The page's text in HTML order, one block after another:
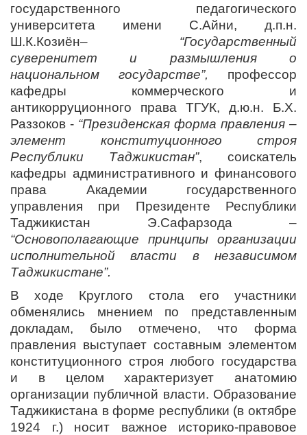
государственного педагогического
университета имени С.Айни, д.п.н.
Ш.К.Козиён– “Государственный
суверенитет и размышления о
национальном государстве”, профессор
кафедры коммерческого и
антикорруционного права ТГУК, д.ю.н. Б.Х.
Раззоков - “Президенская форма правления –
элемент конституционного строя
Республики Таджикистан”, соискатель
кафедры административного и финансового
права Академии государственного
управления при Президенте Республики
Таджикистан Э.Сафарзода –
“Основополагающие принципы организации
исполнительной власти в независимом
Таджикистане”.
В ходе Круглого стола его участники
обменялись мнением по представленным
докладам, было отмечено, что форма
правления выступает составным элементом
конституционного строя любого государства
и в целом характеризует анатомию
организации публичной власти. Образование
Таджикистана в форме республики (в октябре
1924 г.) носит важное историко-правовое